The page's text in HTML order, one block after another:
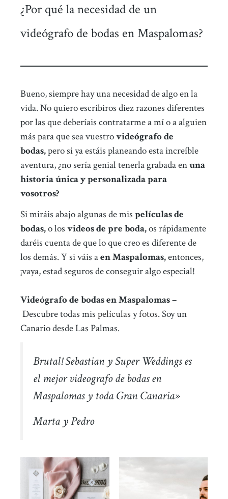
¿Por qué la necesidad de un
videógrafo de bodas en Maspalomas?
Bueno, siempre hay una necesidad de algo en la
vida. No quiero escribiros diez razones diferentes
por las que deberíais contratarme a mí o a alguien
más para que sea vuestrovideógrafo de
bodas,pero si ya estáis planeando esta increíble
aventura, ¿no sería genial tenerla grabada enuna
historia única y personalizada para
vosotros?
Si miráis abajo algunas de mis películas de
bodas,o los videos de pre boda,os rápidamente
daréis cuenta de que lo que creo es diferente de
los demás. Y si váis aen Maspalomas,entonces,
¡vaya, estad seguros de conseguir algo especial!
Videógrafo de bodas en Maspalomas –
Descubre todas mis películas yfotos. Soy un
Canario desde Las Palmas.
Brutal! Sebastian y Super Weddings es
el mejor videografo de bodas en
Maspalomas y toda Gran Canaria»
Marta y Pedro